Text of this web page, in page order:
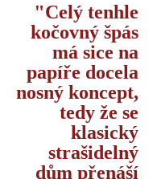
Celý tenhle
kočovný špás
má sice na
papíře docela
nosný koncept,
tedy že se
klasický
strašidelný
dům přenáší